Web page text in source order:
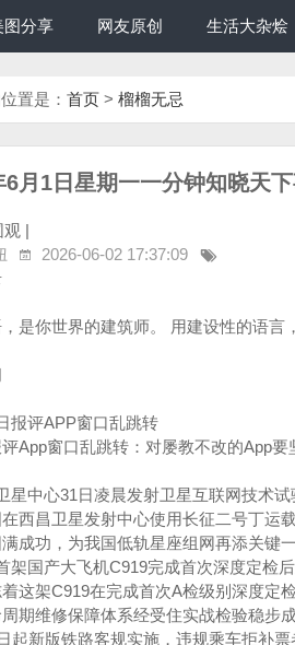
图分享 网友原创 生活大杂烩
置是： 首页 > 榴榴无忌
6月1日星期一一分钟知晓天
观 |
2026-06-02 17:37:09
是你世界的建筑师。 用建设性的语言
报评APP窗口乱跳转
评App窗口乱跳转：对屡教不改的App
星中心31日凌晨发射卫星互联网技术
西昌卫星发射中心使用长征二号丁运
成功，为我国低轨星座组网再添关键
架国产大飞机C919完成首次深度定检
这架C919在完成首次A检级别深度定
期维修保障体系经受住实战检验稳步
起新版铁路客规实施，违规乘车拒补